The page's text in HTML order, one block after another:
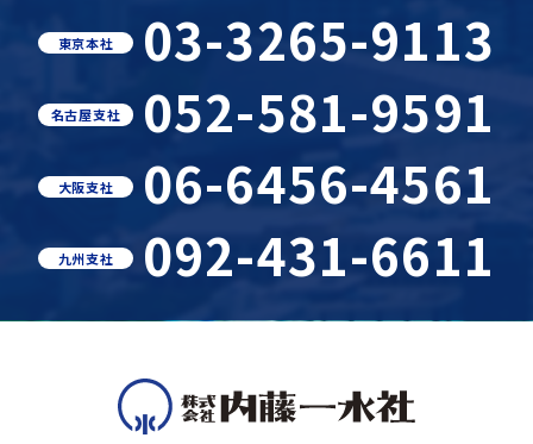
東京本社 03-3265-9113
名古屋支社 052-581-9591
大阪支社 06-6456-4561
九州支社 092-431-6611